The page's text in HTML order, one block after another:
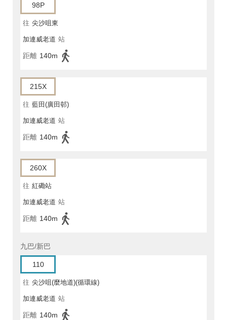
98P
往 尖沙咀東
加連威老道 站
距離 140m
215X
往 藍田(廣田邨)
加連威老道 站
距離 140m
260X
往 紅磡站
加連威老道 站
距離 140m
九巴/新巴
110
往 尖沙咀(麼地道)(循環線)
加連威老道 站
距離 140m